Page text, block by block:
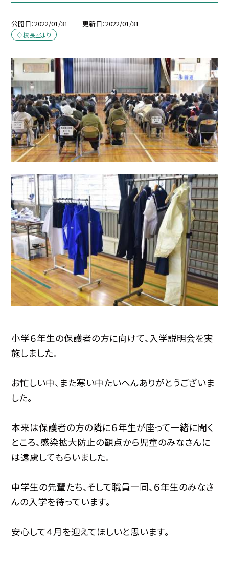
公開日 2022/01/31 更新日 2022/01/31
◇校長室より
小学６年生の保護者の方に向けて、入学説明会を実
施しました。
お忙しい中、また寒い中たいへんありがとうございま
した。
本来は保護者の方の隣に６年生が座って一緒に聞く
ところ、感染拡大防止の観点から児童のみなさんに
は遠慮してもらいました。
中学生の先輩たち、そして職員一同、６年生のみなさ
んの入学を待っています。
安心して４月を迎えてほしいと思います。